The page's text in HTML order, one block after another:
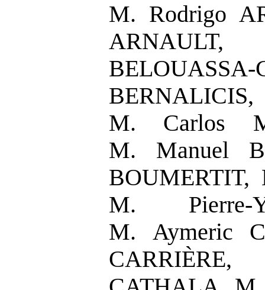
M. Rodrigo
BERNALICIS,
M. Carlos
M. Manuel
M. Pierre-
M. Aymeric